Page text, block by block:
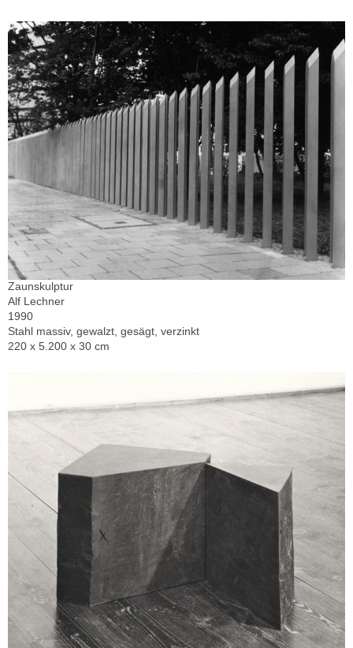
Zaunskulptur
Alf Lechner
1990
Stahl massiv, gewalzt, gesägt, verzinkt
220 x 5.200 x 30 cm